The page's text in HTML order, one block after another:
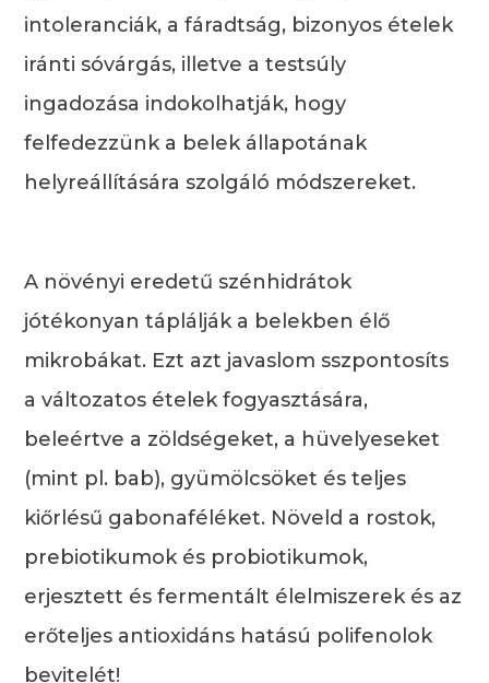
intoleranciák, a fáradtság, bizonyos ételek
iránti sóvárgás, illetve a testsúly
ingadozása indokolhatják, hogy
felfedezzünk a belek állapotának
helyreállítására szolgáló módszereket.
A növényi eredetű szénhidrátok
jótékonyan táplálják a belekben élő
mikrobákat. Ezt azt javaslom sszpontosíts
a változatos ételek fogyasztására,
beleértve a zöldségeket, a hüvelyeseket
(mint pl. bab), gyümölcsöket és teljes
kiőrlésű gabonaféléket. Növeld a rostok,
prebiotikumok és probiotikumok,
erjesztett és fermentált élelmiszerek és az
erőteljes antioxidáns hatású polifenolok
bevitelét!